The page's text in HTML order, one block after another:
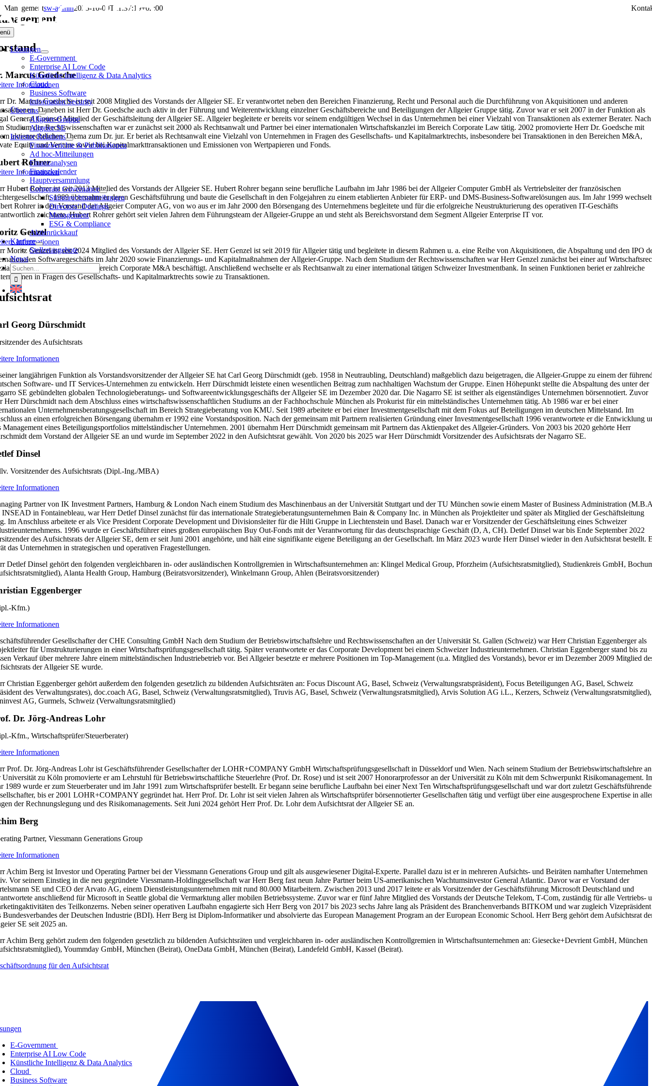
Zum
Inhalt
springen
Lösungen
E-Government
Enterprise AI Low Code
Künstliche Intelligenz & Data Analytics
Cloud
Business Software
Information Security
Über uns
Allgeier-Gruppe
Allgeier SE
Investor Relations
Finanzberichte & Publikationen
Ad hoc-Mitteilungen
Finanzanalysen
Finanzkalender
Hauptversammlung
Corporate Governance
Stimmrechtsmitteilungen
Directors‘ Dealings
Management
ESG & Compliance
Aktienrückkauf
Karriere
Stellenangebote
News
Suche
nach:
Managementsw-admin2025-10-09T11:37:19+02:00
Marcus Goedsche
Informationen
Dr. Marcus Goedsche ist seit 2008 Mitglied des Vorstands der Allgeier SE. Er verantwortet neben den Bereichen Finanzierung, Recht und Personal auch die Durchführung von Akquisitionen und anderen
Daneben ist Herr Dr. Goedsche auch aktiv in der Führung und Weiterentwicklung einzelner Geschäftsbereiche und Beteiligungen der Allgeier Gruppe tätig. Zuvor war er seit 2007 in der Funktion als
General Counsel Mitglied der Geschäftsleitung der Allgeier SE. Allgeier begleitete er bereits vor seinem endgültigen Wechsel in das Unternehmen bei einer Vielzahl von Transaktionen als externer Berater. Nach
Studium der Rechtswissenschaften war er zunächst seit 2000 als Rechtsanwalt und Partner bei einer internationalen Wirtschaftskanzlei im Bereich Corporate Law tätig. 2002 promovierte Herr Dr. Goedsche mit
aktienrechtlichen Thema zum Dr. jur. Er beriet als Rechtsanwalt eine Vielzahl von Unternehmen in Fragen des Gesellschafts- und Kapitalmarktrechts, insbesondere bei Transaktionen in den Bereichen M&A,
Equity und Venture sowie bei Kapitalmarkttransaktionen und Emissionen von Wertpapieren und Fonds.
Rohrer
Informationen
Hubert Rohrer ist seit 2013 Mitglied des Vorstands der Allgeier SE. Hubert Rohrer begann seine berufliche Laufbahn im Jahr 1986 bei der Allgeier Computer GmbH als Vertriebsleiter der französischen
1989 übernahm er deren Geschäftsführung und baute die Gesellschaft in den Folgejahren zu einem etablierten Anbieter für ERP- und DMS-Business-Softwarelösungen aus. Im Jahr 1999
Rohrer in den Vorstand der Allgeier Computer AG, von wo aus er im Jahr 2000 den Börsengang des Unternehmens begleitete und für die erfolgreiche Neustrukturierung des operativen IT-Geschäfts
zeichnete. Hubert Rohrer gehört seit vielen Jahren dem Führungsteam der Allgeier-Gruppe an und steht als Bereichsvorstand dem Segment Allgeier Enterprise IT vor.
Genzel
Informationen
Moritz Genzel ist seit 2024 Mitglied des Vorstands der Allgeier SE. Herr Genzel ist seit 2019 für Allgeier tätig und begleitete in diesem Rahmen u. a. eine Reihe von Akquisitionen, die Abspaltung und den IPO
Softwaregeschäfts im Jahr 2020 sowie Finanzierungs- und Kapitalmaßnahmen der Allgeier-Gruppe. Nach dem Studium der Rechtswissenschaften war Herr Genzel zunächst bei einer auf
Anwaltskanzlei im Bereich Corporate M&A beschäftigt. Anschließend wechselte er als Rechtsanwalt zu einer international tätigen Schweizer Investmentbank. In seinen Funktionen beriet er zahlreiche
in Fragen des Gesellschafts- und Kapitalmarktrechts sowie zu Transaktionen.
Georg Dürschmidt
des Aufsichtsrats
Informationen
langjährigen Funktion als Vorstandsvorsitzender der Allgeier SE hat Carl Georg Dürschmidt (geb. 1958 in Neutraubling, Deutschland) maßgeblich dazu beigetragen, die Allgeier-Gruppe zu einem der
Software- und IT Services-Unternehmen zu entwickeln. Herr Dürschmidt leistete einen wesentlichen Beitrag zum nachhaltigen Wachstum der Gruppe. Einen Höhepunkt stellte die Abspaltung des unter der
SE gebündelten globalen Technologieberatungs- und Softwareentwicklungsgeschäfts der Allgeier SE im Dezember 2020 dar. Die Nagarro SE ist seither als eigenständiges Unternehmen börsennotiert. Zuvor
Herr Dürschmidt nach dem Abschluss eines wirtschaftswissenschaftlichen Studiums an der Fachhochschule München als Prokurist für ein mittelständisches Unternehmen tätig. Ab 1986 war er bei einer
Unternehmensberatungsgesellschaft im Bereich Strategieberatung von KMU. Seit 1989 arbeitete er bei einer Investmentgesellschaft mit dem Fokus auf Beteiligungen im deutschen Mittelstand. Im
an einen erfolgreichen Börsengang übernahm er 1992 eine Vorstandsposition. Nach der gemeinsam mit Partnern realisierten Gründung einer Investmentgesellschaft 1996 verantwortete er die Entwicklung
Management eines Beteiligungsportfolios mittelständischer Unternehmen. 2001 übernahm Herr Dürschmidt gemeinsam mit Partnern das Aktienpaket des Allgeier-Gründers. Von 2003 bis 2020 gehörte Herr
dem Vorstand der Allgeier SE an und wurde im September 2022 in den Aufsichtsrat gewählt. Von 2020 bis 2025 war Herr Dürschmidt Vorsitzender des Aufsichtsrats der Nagarro SE.
Dinsel
Vorsitzender des Aufsichtsrats (Dipl.-Ing./MBA)
Informationen
Partner von IK Investment Partners, Hamburg & London Nach einem Studium des Maschinenbaus an der Universität Stuttgart und der TU München sowie einem Master of Business Administration
INSEAD in Fontainebleau, war Herr Detlef Dinsel zunächst für das internationale Strategieberatungsunternehmen Bain & Company Inc. in München als Projektleiter und später als Mitglied der Geschäftsleitung
Im Anschluss arbeitete er als Vice President Corporate Development und Divisionsleiter für die Hilti Gruppe in Liechtenstein und Basel. Danach war er Vorsitzender der Geschäftsleitung eines Schweizer
1996 wurde er Geschäftsführer eines großen europäischen Buy Out-Fonds mit der Verantwortung für das deutschsprachige Geschäft (D, A, CH). Detlef Dinsel war bis Ende September 2022
des Aufsichtsrats der Allgeier SE, dem er seit Juni 2001 angehörte, und hält eine signifikante eigene Beteiligung an der Gesellschaft. Im März 2023 wurde Herr Dinsel wieder in den Aufsichtsrat bestellt.
das Unternehmen in strategischen und operativen Fragestellungen.
Detlef Dinsel gehört den folgenden vergleichbaren in- oder ausländischen Kontrollgremien in Wirtschaftsunternehmen an: Klingel Medical Group, Pforzheim (Aufsichtsratsmitglied), Studienkreis GmbH,
Alanta Health Group, Hamburg (Beiratsvorsitzender), Winkelmann Group, Ahlen (Beiratsvorsitzender)
Eggenberger
Kfm.)
Informationen
Gesellschafter der CHE Consulting GmbH Nach dem Studium der Betriebswirtschaftslehre und Rechtswissenschaften an der Universität St. Gallen (Schweiz) war Herr Christian Eggenberger als
für Umstrukturierungen in einer Wirtschaftsprüfungsgesellschaft tätig. Später verantwortete er das Corporate Development bei einem Schweizer Industrieunternehmen. Christian Eggenberger stand bis zu
Verkauf über mehrere Jahre einem mittelständischen Industriebetrieb vor. Bei Allgeier besetzte er mehrere Positionen im Top-Management (u.a. Mitglied des Vorstands), bevor er im Dezember 2009 Mitglied
der Allgeier SE wurde.
Christian Eggenberger gehört außerdem den folgenden gesetzlich zu bildenden Aufsichtsräten an: Focus Discount AG, Basel, Schweiz (Verwaltungsratspräsident), Focus Beteiligungen AG, Basel, Schweiz
des Verwaltungsrates), doc.coach AG, Basel, Schweiz (Verwaltungsratsmitglied), Truvis AG, Basel, Schweiz (Verwaltungsratsmitglied), Arvis Solution AG i.L., Kerzers, Schweiz (Verwaltungsratsmitglied),
AG, Gurmels, Schweiz (Verwaltungsratsmitglied)
Dr. Jörg-Andreas Lohr
Kfm., Wirtschaftsprüfer/Steuerberater)
Informationen
Prof. Dr. Jörg-Andreas Lohr ist Geschäftsführender Gesellschafter der LOHR+COMPANY GmbH Wirtschaftsprüfungsgesellschaft in Düsseldorf und Wien. Nach seinem Studium der Betriebswirtschaftslehre an
Universität zu Köln promovierte er am Lehrstuhl für Betriebswirtschaftliche Steuerlehre (Prof. Dr. Rose) und ist seit 2007 Honorarprofessor an der Universität zu Köln mit dem Schwerpunkt Risikomanagement.
1989 wurde er zum Steuerberater und im Jahr 1991 zum Wirtschaftsprüfer bestellt. Er begann seine berufliche Laufbahn bei einer Next Ten Wirtschaftsprüfungsgesellschaft und war dort zuletzt
bis er 2001 LOHR+COMPANY gegründet hat. Herr Prof. Dr. Lohr ist seit vielen Jahren als Wirtschaftsprüfer börsennotierter Gesellschaften tätig und verfügt über eine ausgesprochene Expertise in
der Rechnungslegung und des Risikomanagements. Seit Juni 2024 gehört Herr Prof. Dr. Lohr dem Aufsichtsrat der Allgeier SE an.
Berg
Partner, Viessmann Generations Group
Informationen
Achim Berg ist Investor und Operating Partner bei der Viessmann Generations Group und gilt als ausgewiesener Digital-Experte. Parallel dazu ist er in mehreren Aufsichts- und Beiräten namhafter Unternehmen
Vor seinem Einstieg in die neu gegründete Viessmann-Holdinggesellschaft war Herr Berg fast neun Jahre Partner beim US-amerikanischen Wachtumsinvestor General Atlantic. Davor war er Vorstand der
SE und CEO der Arvato AG, einem Dienstleistungsunternehmen mit rund 80.000 Mitarbeitern. Zwischen 2013 und 2017 leitete er als Vorsitzender der Geschäftsführung Microsoft Deutschland und
anschließend für Microsoft in Seattle global die Vermarktung aller mobilen Betriebssysteme. Zuvor war er fünf Jahre Mitglied des Vorstands der Deutsche Telekom, T‑Com, zuständig für alle Vertriebs‑
des Teilkonzerns. Neben seiner operativen Laufbahn engagierte sich Herr Berg von 2017 bis 2023 sechs Jahre lang als Präsident des Branchenverbands BITKOM und war zugleich Vizepräsident
Bundesverbandes der Deutschen Industrie (BDI). Herr Berg ist Diplom‑Informatiker und absolvierte das European Management Program an der European Economic School. Herr Berg gehört dem Aufsichtsrat
SE seit 2025 an.
Achim Berg gehört zudem den folgenden gesetzlich zu bildenden Aufsichtsräten und vergleichbaren in- oder ausländischen Kontrollgremien in Wirtschaftsunternehmen an: Giesecke+Devrient GmbH, München
Yoummday GmbH, München (Beirat), OneData GmbH, München (Beirat), Landefeld GmbH, Kassel (Beirat).
für den Aufsichtsrat
E-Government
Enterprise AI Low Code
Künstliche Intelligenz & Data Analytics
Cloud
Business Software